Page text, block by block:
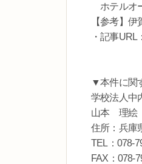
ホテルオ
【参考】
・記事URL
▼本件に関
学校法人
山本 理絵
住所：兵庫
TEL：078-
FAX：078-